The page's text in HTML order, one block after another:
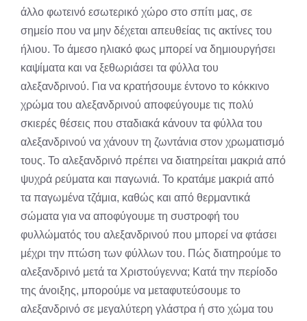
άλλο φωτεινό εσωτερικό χώρο στο σπίτι μας, σε
σημείο που να μην δέχεται απευθείας τις ακτίνες του
ήλιου. Το άμεσο ηλιακό φως μπορεί να δημιουργήσει
καψίματα και να ξεθωριάσει τα φύλλα του
αλεξανδρινού. Για να κρατήσουμε έντονο το κόκκινο
χρώμα του αλεξανδρινού αποφεύγουμε τις πολύ
σκιερές θέσεις που σταδιακά κάνουν τα φύλλα του
αλεξανδρινού να χάνουν τη ζωντάνια στον χρωματισμό
τους. Το αλεξανδρινό πρέπει να διατηρείται μακριά από
ψυχρά ρεύματα και παγωνιά. Το κρατάμε μακριά από
τα παγωμένα τζάμια, καθώς και από θερμαντικά
σώματα για να αποφύγουμε τη συστροφή του
φυλλώματός του αλεξανδρινού που μπορεί να φτάσει
μέχρι την πτώση των φύλλων του. Πώς διατηρούμε το
αλεξανδρινό μετά τα Χριστούγεννα; Κατά την περίοδο
της άνοιξης, μπορούμε να μεταφυτεύσουμε το
αλεξανδρινό σε μεγαλύτερη γλάστρα ή στο χώμα του